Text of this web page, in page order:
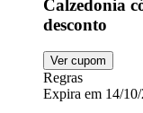
Calzedonia
desconto
Ver cupom
Regras
Expira em 14/